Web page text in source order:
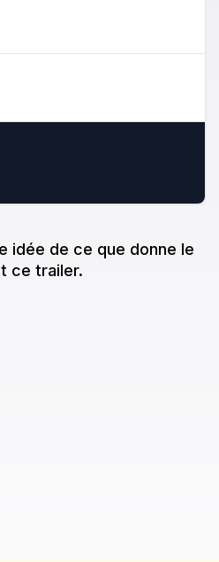
idée de ce que donne le
ce trailer.